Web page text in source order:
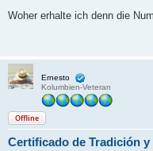
i
Woher erhalte ich denn die
Ernesto
Kolumbien-Veteran
Offline
Certificado de Tradición